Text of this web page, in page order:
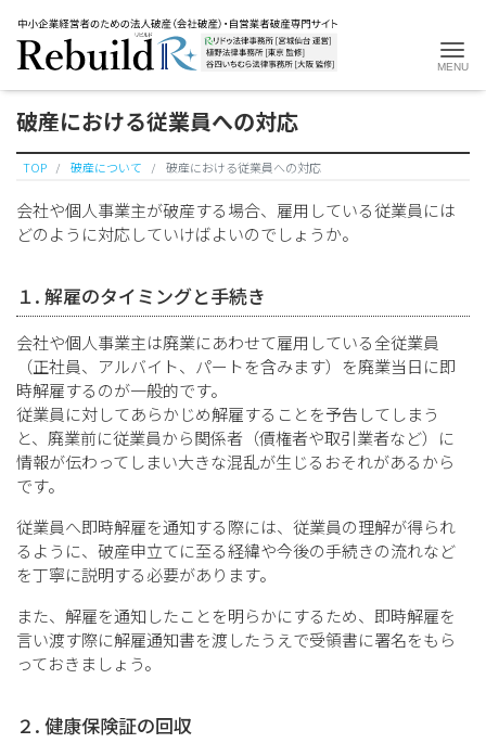
破産における従業員への対応
TOP 破産について 破産における従業員への対応
​会社や個人事業主が破産する場合、雇用している従業員には
どのように対応していけばよいのでしょうか。
１. 解雇のタイミングと手続き
会社や個人事業主は廃業にあわせて雇用している全従業員
（正社員、アルバイト、パートを含みます）を廃業当日に即
時解雇するのが一般的です。
従業員に対してあらかじめ解雇することを予告してしまう
と、廃業前に従業員から関係者（債権者や取引業者など）に
情報が伝わってしまい大きな混乱が生じるおそれがあるから
です。
従業員へ即時解雇を通知する際には、従業員の理解が得られ
るように、破産申立てに至る経緯や今後の手続きの流れなど
を丁寧に説明する必要があります。
また、解雇を通知したことを明らかにするため、即時解雇を
言い渡す際に解雇通知書を渡したうえで受領書に署名をもら
っておきましょう。
２. 健康保険証の回収